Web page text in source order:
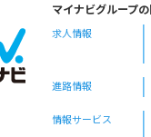
マイナビグループ
求人情報
進路情報
情報サービス